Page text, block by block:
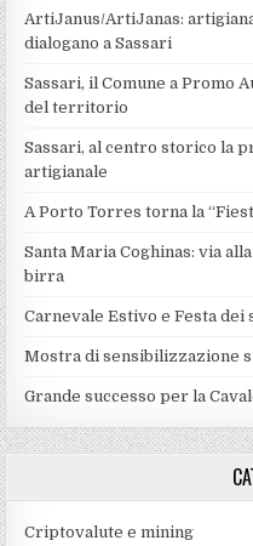
ArtiJanus/ArtiJanas:
dialogano a Sassari
Sassari, il Comune a Promo
del territorio
Sassari, al centro storico la
artigianale
A Porto Torres torna la
Santa Maria Coghinas: via
birra
Carnevale Estivo e Festa dei
Mostra di sensibilizzazione
Grande successo per la
Criptovalute e mining